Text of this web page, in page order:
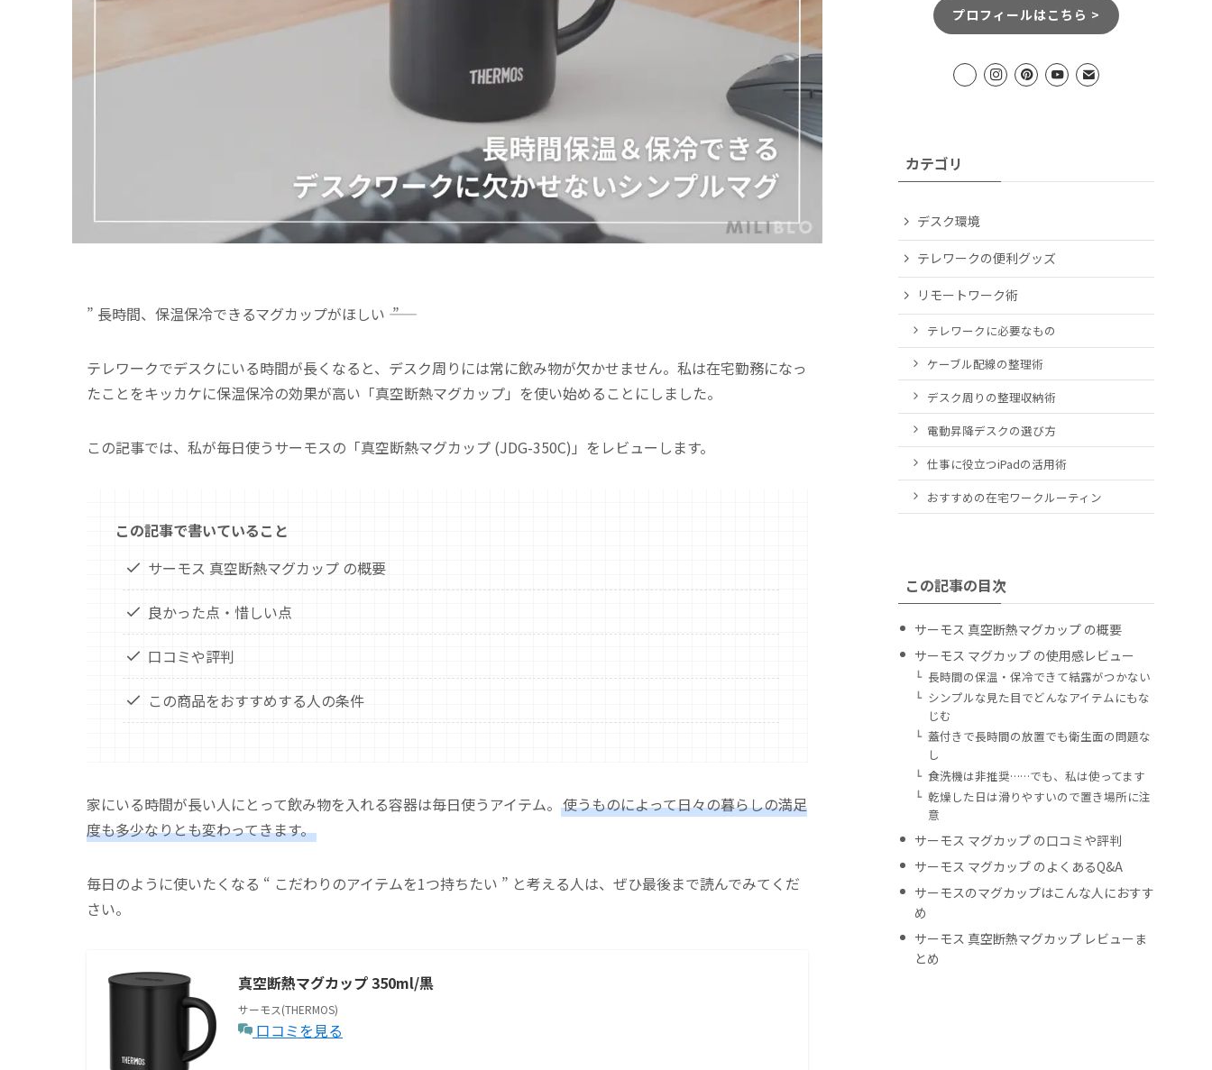
” 長時間、保温保冷できるマグカップがほしい ―― ”
テレワークでデスクにいる時間が長くなると、デスク周りには常に飲み物が欠かせません。私は在宅勤務になっ
たことをキッカケに保温保冷の効果が高い「真空断熱マグカップ」を使い始めることにしました。
この記事では、私が毎日使うサーモスの「真空断熱マグカップ (JDG-350C)」をレビューします。
この記事で書いていること
サーモス 真空断熱マグカップ の概要
良かった点・惜しい点
口コミや評判
この商品をおすすめする人の条件
家にいる時間が長い人にとって飲み物を入れる容器は毎日使うアイテム。 使うものによって日々の暮らしの満足
度も多少なりとも変わってきます。
毎日のように使いたくなる “ こだわりのアイテムを1つ持ちたい ” と考える人は、ぜひ最後まで読んでみてくだ
さい。
真空断熱マグカップ 350ml/黒
サーモス(THERMOS)
口コミを見る
プロフィールはこちら >
カテゴリ
デスク環境
テレワークの便利グッズ
リモートワーク術
テレワークに必要なもの
ケーブル配線の整理術
デスク周りの整理収納術
電動昇降デスクの選び方
仕事に役立つiPadの活用術
おすすめの在宅ワークルーティン
この記事の目次
サーモス 真空断熱マグカップ の概要
サーモス マグカップ の使用感レビュー
長時間の保温・保冷できて結露がつかない
シンプルな見た目でどんなアイテムにもな
じむ
蓋付きで長時間の放置でも衛生面の問題な
し
食洗機は非推奨……でも、私は使ってます
乾燥した日は滑りやすいので置き場所に注
意
サーモス マグカップ の口コミや評判
サーモス マグカップ のよくあるQ&A
サーモスのマグカップはこんな人におすす
め
サーモス 真空断熱マグカップ レビューま
とめ